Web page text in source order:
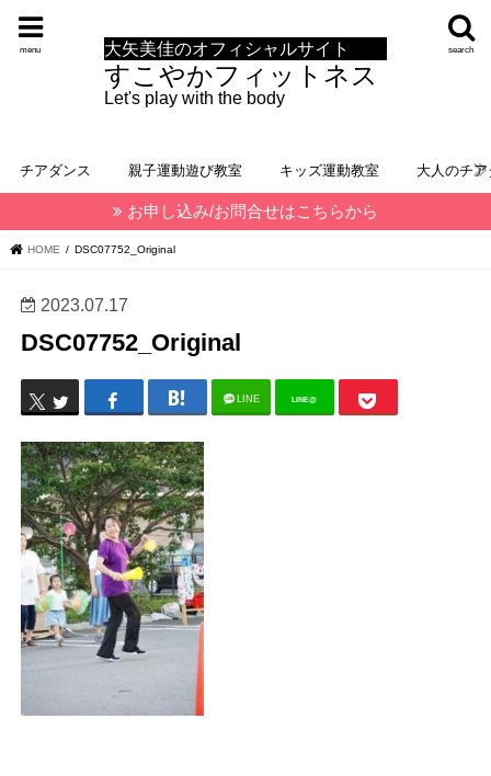
大矢美佳のオフィシャルサイト
すこやかフィットネス
Let's play with the body
search
menu
チアダンス 親子運動遊び教室 キッズ運動教室 大人のチ
お申し込み/お問合せはこちらから
HOME DSC07752_Original
2023.07.17
DSC07752_Original
LINE LINE@